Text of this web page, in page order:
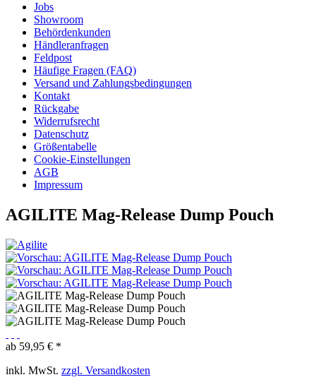
Jobs
Showroom
Behördenkunden
Händleranfragen
Feldpost
Häufige Fragen (FAQ)
Versand und Zahlungsbedingungen
Kontakt
Rückgabe
Widerrufsrecht
Datenschutz
Größentabelle
Cookie-Einstellungen
AGB
Impressum
AGILITE Mag-Release Dump Pouch
ab 59,95 € *
inkl. MwSt. zzgl. Versandkosten